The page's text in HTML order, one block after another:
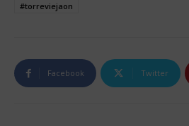
#torreviejaon
Facebook Twitter